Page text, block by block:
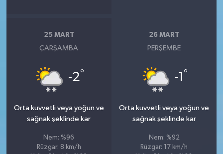
25 MART
ÇARŞAMBA
-2°
Orta kuvvetli veya yoğun ve
sağnak şeklinde kar
Nem: %96
Rüzgar: 8 km/h
26 MART
PERŞEMBE
-1 °
Orta kuvvetli veya yoğun ve
sağnak şeklinde kar
Nem: %92
Rüzgar: 17 km/h